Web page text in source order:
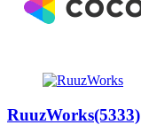
RuuzWorks(5333)